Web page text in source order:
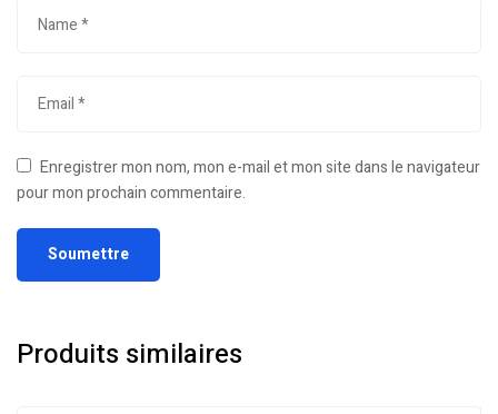
Enregistrer mon nom, mon e-mail et mon site dans le navigateur
pour mon prochain commentaire.
Produits similaires